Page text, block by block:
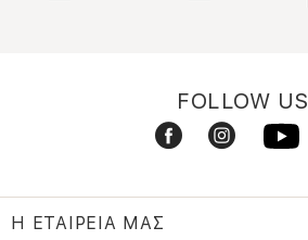
FOLLOW US
Η ΕΤΑΙΡΕΙΑ ΜΑΣ